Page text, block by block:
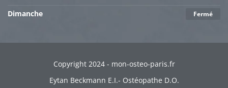
Dimanche
Fermé
Copyright 2024 - mon-osteo-paris.fr
Eytan Beckmann E.I.- Ostéopathe D.O.